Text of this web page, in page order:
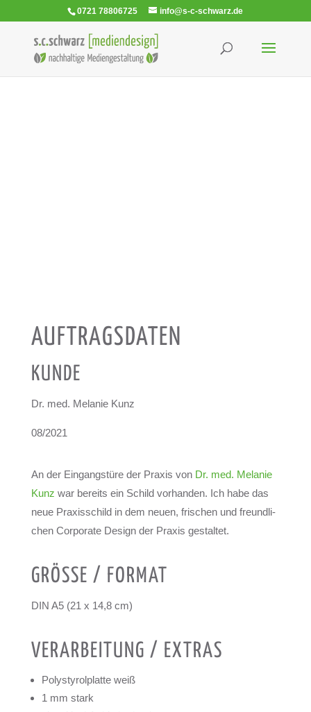
0721 78806725 info@s-c-schwarz.de
AUF­TRAGS­DA­TEN
KUNDE
Dr. med. Mela­nie Kunz
08/2021
An der Ein­gangs­türe der Pra­xis von Dr. med. Mela­nie
Kunz war bereits ein Schild vor­han­den. Ich habe das
neue Pra­xis­schild in dem neuen, fri­schen und freund­li­
chen Cor­po­rate Design der Pra­xis gestal­tet.
GRÖSSE / FOR­MAT
DIN A5 (21 x 14,8 cm)
VER­AR­BEI­TUNG / EXTRAS
Poly­sty­rol­platte weiß
1 mm stark